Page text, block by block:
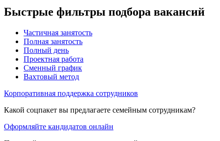
Быстрые фильтры подбора вакансий
Частичная занятость
Полная занятость
Полный день
Проектная работа
Сменный график
Вахтовый метод
Корпоративная поддержка сотрудников
Какой соцпакет вы предлагаете семейным сотрудникам?
Оформляйте кандидатов онлайн